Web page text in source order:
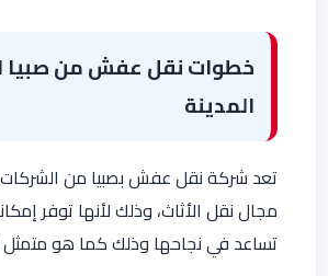
خطوات نقل عفش من صبيا
المدينة
تعد شركة نقل عفش بصبيا من الشركات
مجال نقل الأثاث، وذلك لأنها توفر
تساعد في نجاحها وذلك كما هو